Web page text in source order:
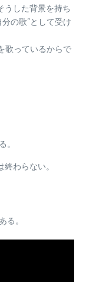
した背景を持ち
の歌”として受け
歌っているからで
。
わらない。
る。